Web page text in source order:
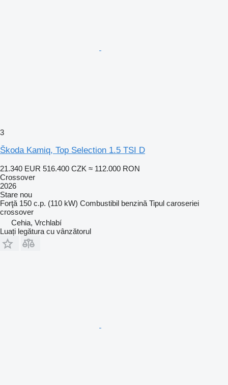
3
Škoda Kamiq, Top Selection 1.5 TSI D
21.340 EUR 516.400 CZK ≈ 112.000 RON
Crossover
2026
Stare nou
Forţă 150 c.p. (110 kW) Combustibil benzină Tipul caroseriei
crossover
Cehia, Vrchlabí
Luați legătura cu vânzătorul